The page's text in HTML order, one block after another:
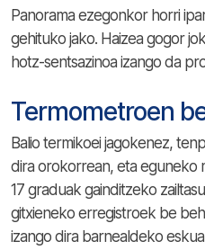
Panorama ezegonkor horri
gehituko jako. Haizea gogor
hotz-sentsazinoa izango da
Termometroen
Balio termikoei jagokenez,
dira orokorrean, eta eguneko
17 graduak gainditzeko
gitxieneko erregistroek be
izango dira barnealdeko